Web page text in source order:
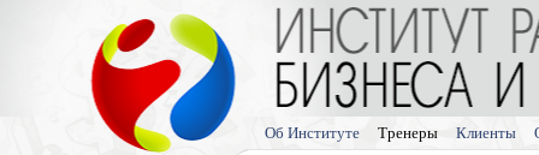
Об Институте Тренеры Клиенты